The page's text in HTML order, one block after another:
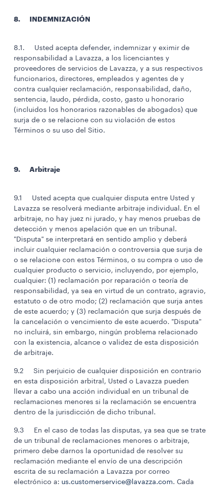
8. INDEMNIZACIÓN
8.1. Usted acepta defender, indemnizar y eximir de
responsabilidad a Lavazza, a los licenciantes y
proveedores de servicios de Lavazza, y a sus respectivos
funcionarios, directores, empleados y agentes de y
contra cualquier reclamación, responsabilidad, daño,
sentencia, laudo, pérdida, costo, gasto u honorario
(incluidos los honorarios razonables de abogados) que
surja de o se relacione con su violación de estos
Términos o su uso del Sitio.
9. Arbitraje
9.1 Usted acepta que cualquier disputa entre Usted y
Lavazza se resolverá mediante arbitraje individual. En el
arbitraje, no hay juez ni jurado, y hay menos pruebas de
detección y menos apelación que en un tribunal.
"Disputa" se interpretará en sentido amplio y deberá
incluir cualquier reclamación o controversia que surja de
o se relacione con estos Términos, o su compra o uso de
cualquier producto o servicio, incluyendo, por ejemplo,
cualquier: (1) reclamación por reparación o teoría de
responsabilidad, ya sea en virtud de un contrato, agravio,
estatuto o de otro modo; (2) reclamación que surja antes
de este acuerdo; y (3) reclamación que surja después de
la cancelación o vencimiento de este acuerdo. "Disputa"
no incluirá, sin embargo, ningún problema relacionado
con la existencia, alcance o validez de esta disposición
de arbitraje.
9.2 Sin perjuicio de cualquier disposición en contrario
en esta disposición arbitral, Usted o Lavazza pueden
llevar a cabo una acción individual en un tribunal de
reclamaciones menores si la reclamación se encuentra
dentro de la jurisdicción de dicho tribunal.
9.3 En el caso de todas las disputas, ya sea que se trate
de un tribunal de reclamaciones menores o arbitraje,
primero debe darnos la oportunidad de resolver su
reclamación mediante el envío de una descripción
escrita de su reclamación a Lavazza por correo
electrónico a: us.customerservice@lavazza.com. Cada